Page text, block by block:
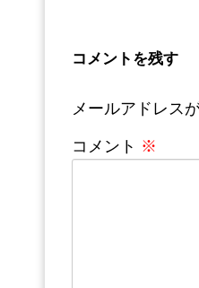
コメントを残す
メールアドレス
コメント ※